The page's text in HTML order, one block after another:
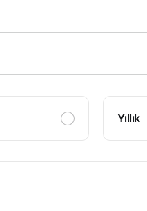
Yıllık